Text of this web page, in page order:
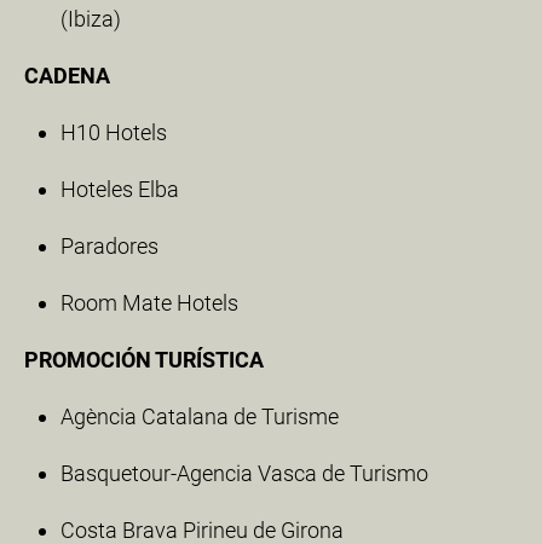
(Ibiza)
CADENA
H10 Hotels
Hoteles Elba
Paradores
Room Mate Hotels
PROMOCIÓN TURÍSTICA
Agència Catalana de Turisme
Basquetour-Agencia Vasca de Turismo
Costa Brava Pirineu de Girona